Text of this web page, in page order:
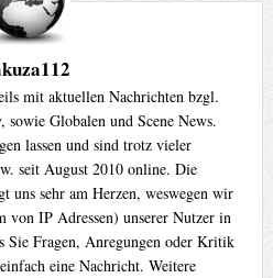
mit aktuellen Nachrichten bzgl.
Globalen und Scene News.
lassen und sind trotz vieler
seit August 2010 online. Die
uns sehr am Herzen, weswegen wir
von IP Adressen) unserer Nutzer in
Sie Fragen, Anregungen oder Kritik
eine Nachricht. Weitere